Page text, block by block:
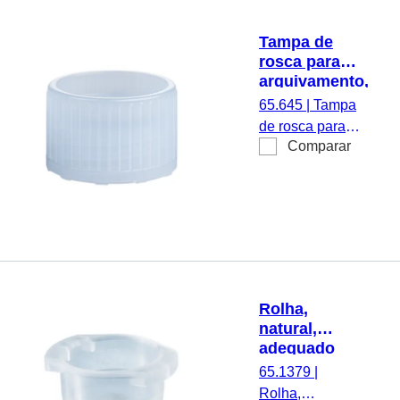
Tampa de
rosca para
arquivamento,
azul claro,
adequado
para tubos Ø
15,3 mm
65.645
Tampa
de rosca para
arquivamento,
Comparar
Rolha,
natural,
adequado
para tubos
Ø 10-17 mm
65.1379
Rolha,